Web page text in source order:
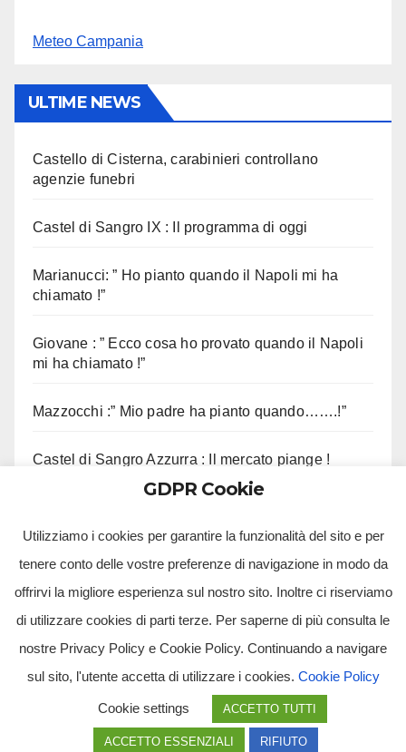
Meteo Campania
ULTIME NEWS
Castello di Cisterna, carabinieri controllano
agenzie funebri
Castel di Sangro IX : Il programma di oggi
Marianucci: ” Ho pianto quando il Napoli mi ha
chiamato !”
Giovane : ” Ecco cosa ho provato quando il Napoli
mi ha chiamato !”
Mazzocchi :” Mio padre ha pianto quando…….!”
Castel di Sangro Azzurra : Il mercato piange !
Tv Multimidia Srl - Via Giulio Natta, SNC, 80126, Napoli (NA).
giornalistica registrata presso il Tribunale di Santa Maria Capua Vetere CE. Tutti i diritti riservati.
GDPR Cookie
Utilizziamo i cookies per garantire la funzionalità del sito e per
tenere conto delle vostre preferenze di navigazione in modo da
offrirvi la migliore esperienza sul nostro sito. Inoltre ci riserviamo
di utilizzare cookies di parti terze. Per saperne di più consulta le
nostre Privacy Policy e Cookie Policy. Continuando a navigare
sul sito, l'utente accetta di utilizzare i cookies. Cookie Policy
Cookie settings ACCETTO TUTTI
ACCETTO ESSENZIALI RIFIUTO